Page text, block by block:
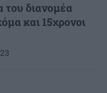
του διανομέα
και 15χρονοι